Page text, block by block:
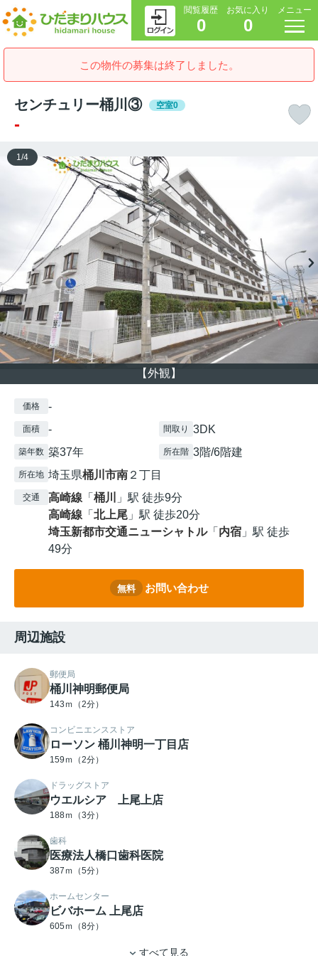
閲覧履歴
0
お気に入り
0
メニュー
この物件の募集は終了しました。
センチュリー桶川③ 空室0
-
【外観】
1/4
価格 -
面積 - 間取り 3DK
築年数 築37年 所在階 3階/6階建
所在地 埼玉県桶川市南 ２丁目
交通 高崎線 「 桶川
」駅 徒歩9分
高崎線 「 北上尾 」駅 徒歩20分
埼玉新都市交通ニューシャトル「 内宿 」駅 徒歩
49分
無料 お問い合わせ
周辺施設
郵便局
桶川神明郵便局
143ｍ（2分）
コンビニエンスストア
ローソン 桶川神明一丁目店
159ｍ（2分）
ドラッグストア
ウエルシア 上尾上店
188ｍ（3分）
歯科
医療法人橋口歯科医院
387ｍ（5分）
ホームセンター
ビバホーム 上尾店
605ｍ（8分）
すべて見る